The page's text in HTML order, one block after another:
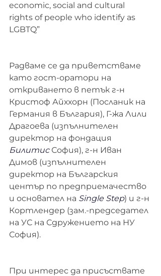
economic, social and cultural
rights of people who identify as
LGBTQ”
Радваме се да приветстваме
като гост-оратори на
откриването в петък г-н
Кристоф Айххорн (Посланик на
Германия в България), Г-жа Лили
Драгоева (изпълнителен
директор на фондация
Билитис София), г-н Иван
Димов (изпълнителен
директор на Българския
център по предприемачество
и основател на Single Step) и г-н
Кортлендер (зам.-председател
на УС на Сдружението на НУ
София).
При интерес да присъствате